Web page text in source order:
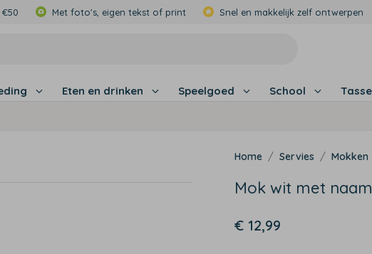
Met foto's, eigen tekst of print Snel en makkelijk zelf ontwerpen
Eten en drinken Speelgoed School
Servies Mokken
Mok wit met
€ 12,99